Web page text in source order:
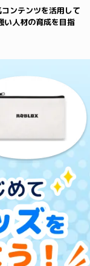
ンテンツを活用して
い人材の育成を目指